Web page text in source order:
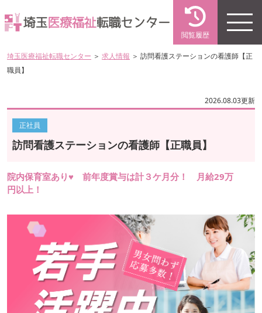
閲覧履歴
埼玉医療福祉転職センター ＞ 求人情報 ＞ 訪問看護ステーションの看護師【正
職員】
2026.08.03更新
正社員
訪問看護ステーションの看護師【正職員】
院内保育室あり♥ 前年度賞与は計３ケ月分！ 月給29万
円以上！